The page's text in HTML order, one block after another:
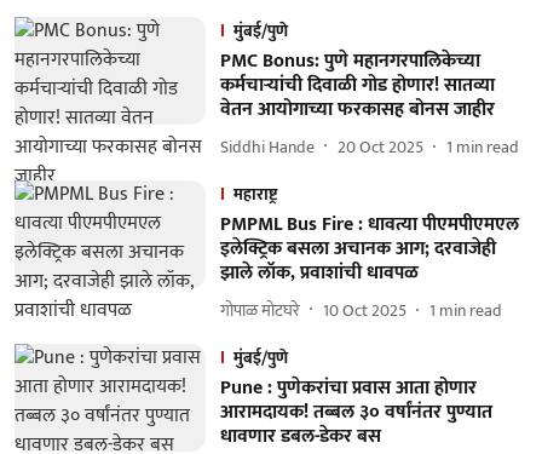
मुंबई/पुणे
PMC Bonus: पुणे महानगरपालिकेच्या
कर्मचाऱ्यांची दिवाळी गोड होणार! सातव्या
वेतन आयोगाच्या फरकासह बोनस जाहीर
Siddhi Hande 20 Oct 2025 1 min read
महाराष्ट्र
PMPML Bus Fire : धावत्या पीएमपीएमएल
इलेक्ट्रिक बसला अचानक आग; दरवाजेही
झाले लॉक, प्रवाशांची धावपळ
गोपाळ मोटघरे 10 Oct 2025 1 min read
मुंबई/पुणे
Pune : पुणेकरांचा प्रवास आता होणार
आरामदायक! तब्बल ३० वर्षांनंतर पुण्यात
धावणार डबल-डेकर बस